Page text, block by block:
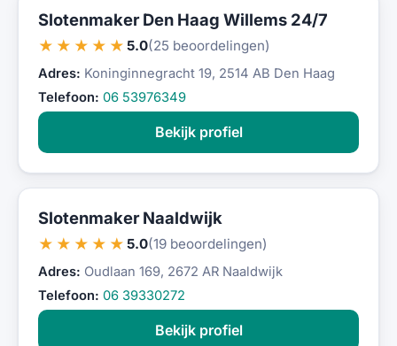
Slotenmaker Den Haag Willems 24/7
★★★★★ 5.0(25 beoordelingen)
Adres: Koninginnegracht 19, 2514 AB Den Haag
Telefoon: 06 53976349
Bekijk profiel
Slotenmaker Naaldwijk
★★★★★ 5.0(19 beoordelingen)
Adres: Oudlaan 169, 2672 AR Naaldwijk
Telefoon: 06 39330272
Bekijk profiel